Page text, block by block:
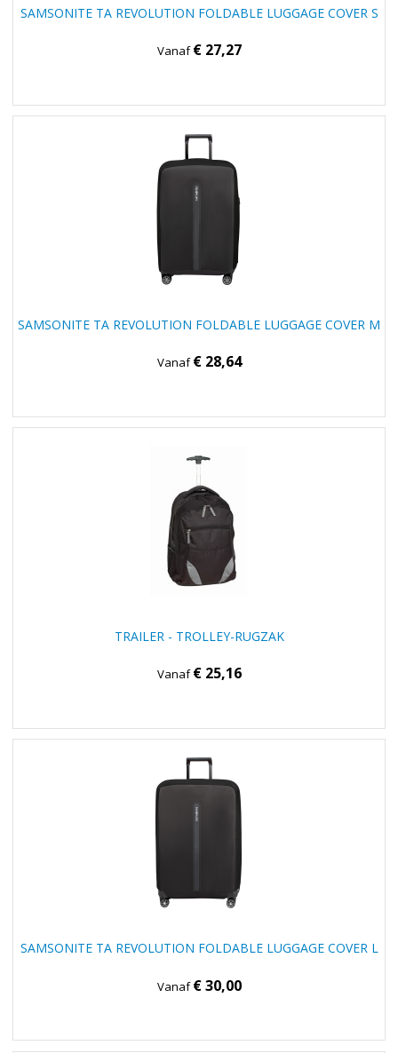
SAMSONITE TA REVOLUTION FOLDABLE LUGGAGE COVER S
Vanaf€ 27,27
SAMSONITE TA REVOLUTION FOLDABLE LUGGAGE COVER M
Vanaf€ 28,64
TRAILER - TROLLEY-RUGZAK
Vanaf€ 25,16
SAMSONITE TA REVOLUTION FOLDABLE LUGGAGE COVER L
Vanaf€ 30,00